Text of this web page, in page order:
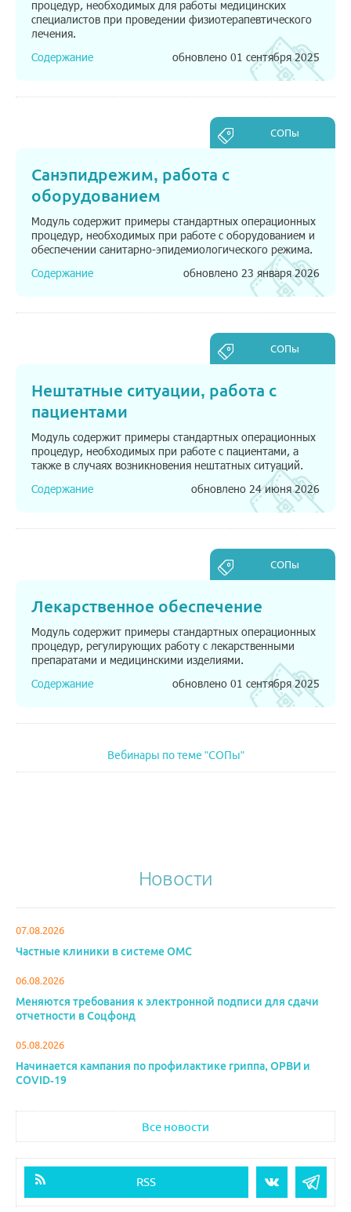
процедур, необходимых для работы медицинских
специалистов при проведении физиотерапевтического
лечения.
обновлено 01 сентября 2025
Содержание
СОПы
Санэпидрежим, работа с
оборудованием
Модуль содержит примеры стандартных операционных
процедур, необходимых при работе с оборудованием и
обеспечении санитарно-эпидемиологического режима.
обновлено 23 января 2026
Содержание
СОПы
Нештатные ситуации, работа с
пациентами
Модуль содержит примеры стандартных операционных
процедур, необходимых при работе с пациентами, а
также в случаях возникновения нештатных ситуаций.
обновлено 24 июня 2026
Содержание
СОПы
Лекарственное обеспечение
Модуль содержит примеры стандартных операционных
процедур, регулирующих работу с лекарственными
препаратами и медицинскими изделиями.
обновлено 01 сентября 2025
Содержание
Вебинары по теме "СОПы"
Новости
07.08.2026
Частные клиники в системе ОМС
06.08.2026
Меняются требования к электронной подписи для сдачи
отчетности в Соцфонд
05.08.2026
Начинается кампания по профилактике гриппа, ОРВИ и
COVID-19
Все новости
RSS